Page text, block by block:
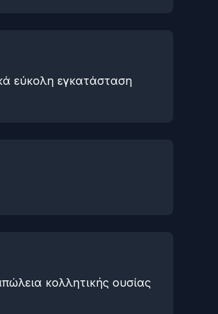
εύκολη εγκατάσταση
κολλητικής ουσίας